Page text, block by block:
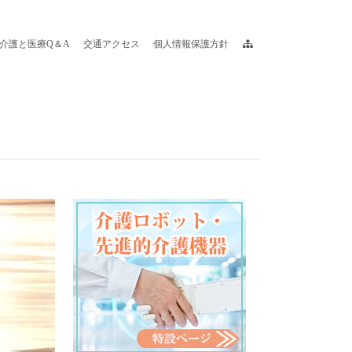
護と医療Q＆A 交通アクセス 個人情報保護方針